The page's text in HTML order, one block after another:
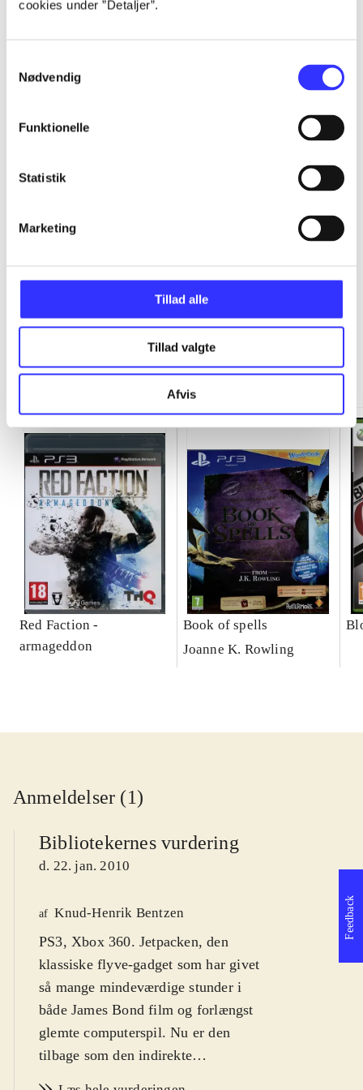
cookies under ”Detaljer”.
Nødvendig
Funktionelle
Statistik
Marketing
Tillad alle
Tillad valgte
Afvis
Minder om
Red Faction -
armageddon
Book of spells
Joanne K. Rowling
Anmeldelser (1)
Bibliotekernes vurdering
d. 22. jan. 2010
af Knud-Henrik Bentzen
PS3, Xbox 360. Jetpacken, den
klassiske flyve-gadget som har givet
så mange mindeværdige stunder i
både James Bond film og forlængst
glemte computerspil. Nu er den
tilbage som den indirekte
Feedback